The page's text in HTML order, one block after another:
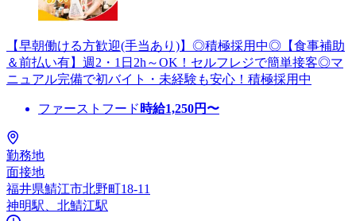
【早朝働ける方歓迎(手当あり)】◎積極採用中◎【食事補助
＆前払い有】週2・1日2h～OK！セルフレジで簡単接客◎マ
ニュアル完備で初バイト・未経験も安心！積極採用中
ファーストフード 時給1,250円〜
勤務地
面接地
福井県鯖江市北野町18-11
神明駅、北鯖江駅